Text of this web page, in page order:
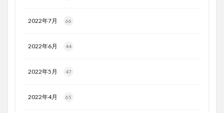
2022年7月 66
2022年6月 44
2022年5月 47
2022年4月 65